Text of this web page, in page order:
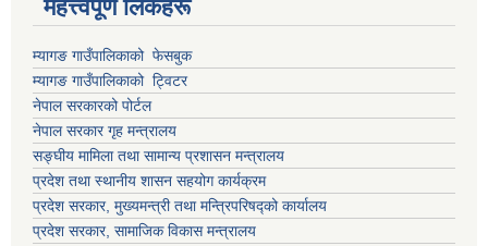
महत्त्वपूर्ण लिंकहरू
म्यागङ गाउँपालिकाको फेसबुक
म्यागङ गाउँपालिकाको ट्विटर
नेपाल सरकारको पोर्टल
नेपाल सरकार गृह मन्त्रालय
सङ्घीय मामिला तथा सामान्य प्रशासन मन्त्रालय
प्रदेश तथा स्थानीय शासन सहयोग कार्यक्रम
प्रदेश सरकार, मुख्यमन्त्री तथा मन्त्रिपरिषद्को कार्यालय
प्रदेश सरकार, सामाजिक विकास मन्त्रालय